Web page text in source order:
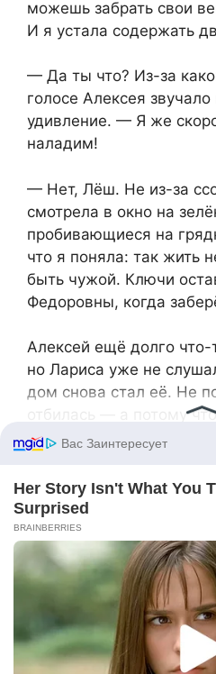
можешь забрать свои
И я устала содержать
— Да ты что? Из-за
голосе Алексея
удивление. — Я же
наладим!
— Нет, Лёш. Не из-за
смотрела в окно на
пробивающиеся на
что я поняла: так жить
быть чужой. Ключи
Федоровны, когда
Алексей ещё долго
но Лариса уже не
дом снова стал её. Не
отбилась — а потому
И право решать, как ей
Через неделю пришло
неизвестного номера:
подадим!» Лариса не
подают. Дом был
знакомства с Алексеем,
порядке. Никаких
никаких общих счетов.
доказательств